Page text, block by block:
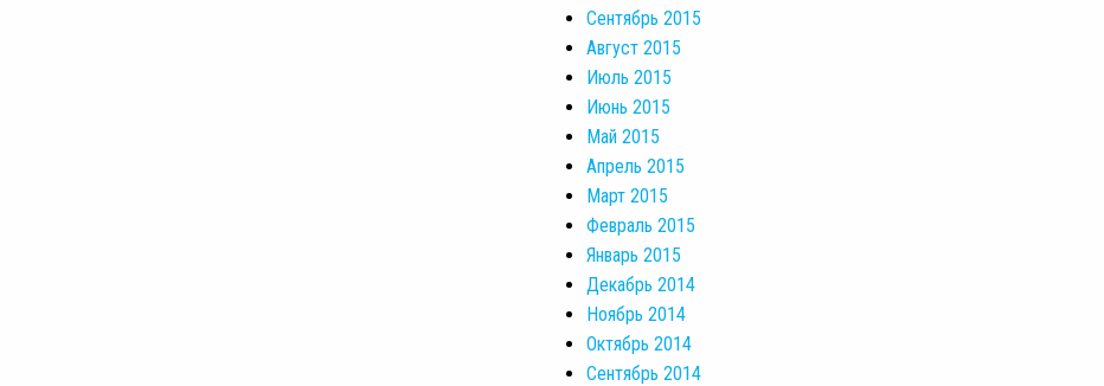
Сентябрь 2015
Август 2015
Июль 2015
Июнь 2015
Май 2015
Апрель 2015
Март 2015
Февраль 2015
Январь 2015
Декабрь 2014
Ноябрь 2014
Октябрь 2014
Сентябрь 2014